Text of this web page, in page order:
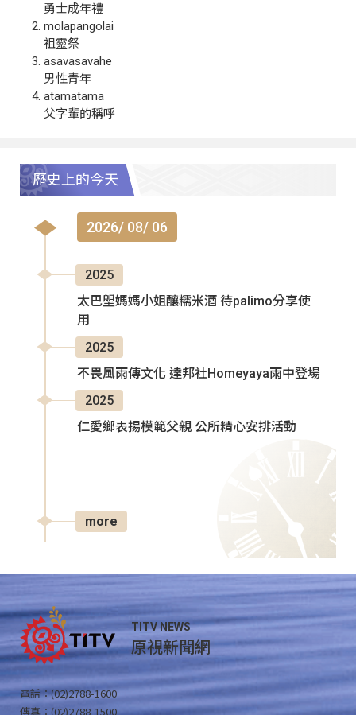
勇士成年禮
molapangolai
祖靈祭
asavasavahe
男性青年
atamatama
父字輩的稱呼
歷史上的今天
2026/ 08/ 06
2025
太巴塱媽媽小姐釀糯米酒 待palimo分享使
用
2025
不畏風雨傳文化 達邦社Homeyaya雨中登場
2025
仁愛鄉表揚模範父親 公所精心安排活動
more
TITV NEWS
原視新聞網
電話：(02)2788-1600
傳真：(02)2788-1500